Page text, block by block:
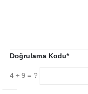
Doğrulama Kodu*
4 + 9 = ?